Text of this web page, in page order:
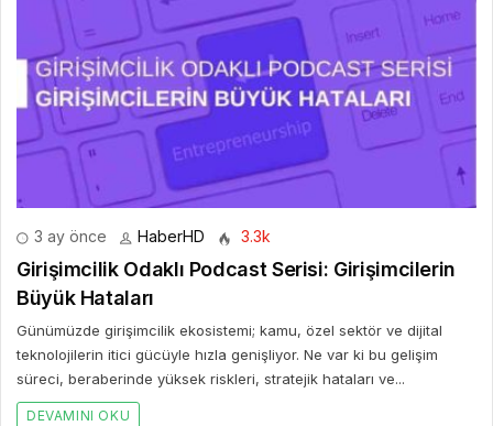
3 ay önce HaberHD 3.3k
Girişimcilik Odaklı Podcast Serisi: Girişimcilerin
Büyük Hataları
Günümüzde girişimcilik ekosistemi; kamu, özel sektör ve dijital
teknolojilerin itici gücüyle hızla genişliyor. Ne var ki bu gelişim
süreci, beraberinde yüksek riskleri, stratejik hataları ve...
DEVAMINI OKU